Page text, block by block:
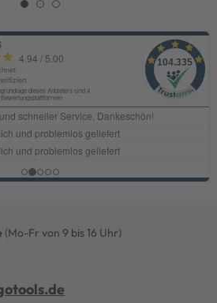
(Mo-Fr von 9 bis 16 Uhr)